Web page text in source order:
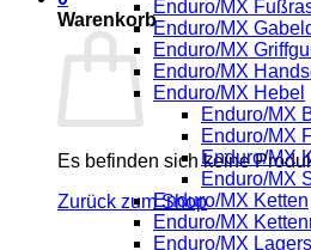
Warenkorb
Es befinden sich keine
Zurück zum Shop
Enduro/MX
Enduro/MX
Enduro/MX
Enduro/MX
Enduro/MX Hebel
Enduro/MX
Enduro/MX
Enduro/MX
Enduro/MX
Enduro/MX Ketten
Enduro/MX
Enduro/MX